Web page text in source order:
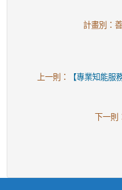
計畫別：
上一則：
【專業知能
下一則